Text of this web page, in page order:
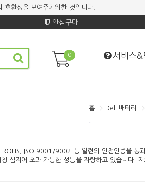
환성을 보여주기위한 것입니다.
안심구매
0 서비스&
홈 Dell 배터리
ISO 9001/9002 등 일련의 안전인증을 통
심지어 초과 가능한 성능을 자랑하고 있습니다.